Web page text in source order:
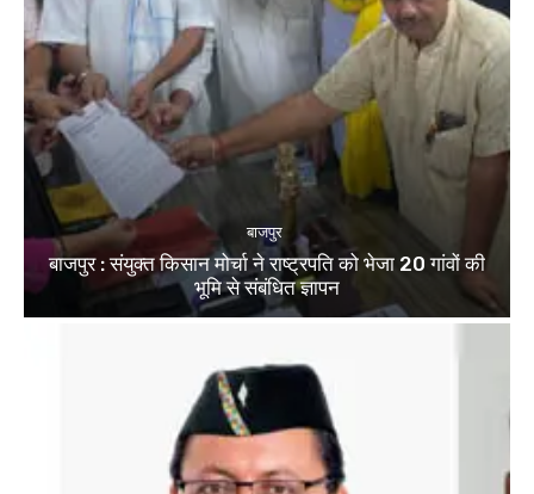
बाजपुर
बाजपुर : संयुक्त किसान मोर्चा ने राष्ट्रपति को भेजा 20 गांवों की
भूमि से संबंधित ज्ञापन